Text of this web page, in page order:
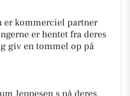
er kommerciel partner
er hentet fra deres
giv en tommel op på
Jeppesen s på deres